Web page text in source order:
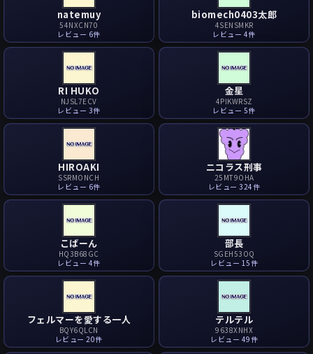
natemuy
54NXCN70
レビュー 6件
biomech0403太郎
4SENSMKR
レビュー 4件
RI HUKO
NJSL7ECV
レビュー 3件
金星
4PIKWRSZ
レビュー 5件
HIROAKI
SSRMONCH
レビュー 6件
ニコラス刑事
25MT9OHA
レビュー 324件
こばーん
HQ3B68GC
レビュー 4件
部長
SGEH53OQ
レビュー 15件
フェルマーを愛する一人
BQY6QLCN
レビュー 20件
テルテル
9638XNHX
レビュー 49件